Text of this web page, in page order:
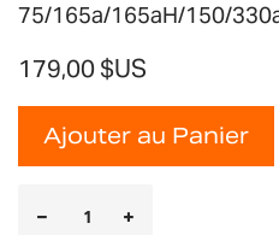
75/165a/165aH/150/
179,00 $US
Ajouter au Panier